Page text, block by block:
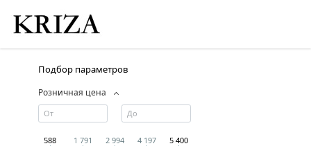
Подбор параметров
Розничная цена
588 1 791 2 994 4 197 5 400